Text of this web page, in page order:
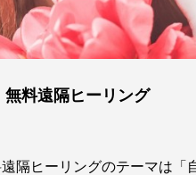
料遠隔ヒーリング
隔ヒーリングのテーマは「